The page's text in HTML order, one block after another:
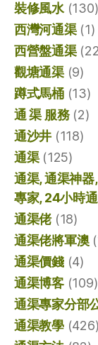
裝修風水(130)
西灣河通渠(1)
西營盤通渠
觀塘通渠(9)
蹲式馬桶(13)
通 渠 服務(2)
通沙井 (118)
通渠(125)
通渠, 通渠神
專家, 24小時
通渠佬(18)
通渠佬將軍澳
通渠價錢(4)
通渠博客(109)
通渠專家分部
通渠教學(426)